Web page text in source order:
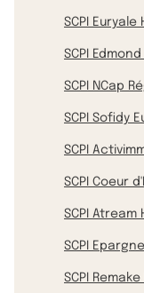
SCPI
SCPI
SCPI NCap
SCPI Sofidy
SCPI
SCPI Coeur
SCPI Atream
SCPI
SCPI Remake